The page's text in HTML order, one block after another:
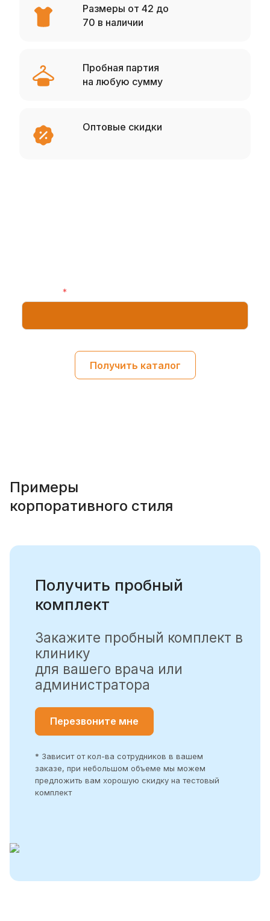
Размеры от 42 до
70 в наличии
Пробная партия
на любую сумму
Оптовые скидки
*
Получить каталог
Примеры
корпоративного стиля
Получить пробный
комплект
Закажите пробный комплект в
клинику
для вашего врача или
администратора
Перезвоните мне
* Зависит от кол-ва сотрудников в вашем
заказе, при небольшом объеме мы можем
предложить вам хорошую скидку на тестовый
комплект